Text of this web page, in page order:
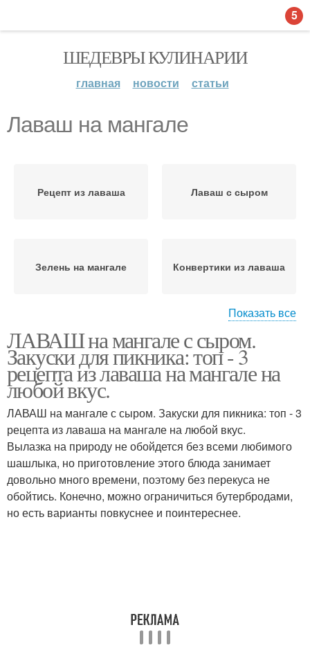
ШЕДЕВРЫ КУЛИНАРИИ
главная новости статьи
Лаваш на мангале
Рецепт из лаваша Лаваш с сыром
Зелень на мангале Конвертики из лаваша
Сулугуни в лаваше Супер лаваши
Показать все
ЛАВАШ на мангале с сыром.
Закуски для пикника: топ - 3
рецепта из лаваша на мангале на
любой вкус.
ЛАВАШ на мангале с сыром. Закуски для пикника: топ - 3
рецепта из лаваша на мангале на любой вкус.
Вылазка на природу не обойдется без всеми любимого
шашлыка, но приготовление этого блюда занимает
довольно много времени, поэтому без перекуса не
обойтись. Конечно, можно ограничиться бутербродами,
но есть варианты повкуснее и поинтереснее.
5